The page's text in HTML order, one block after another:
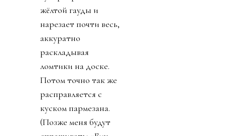
«Привет! Брэд». При
этом едва заметно
откидывает голову,
его знаменитые
золотистые волосы
качаются, и он
улыбкой, от которой
хочется спросить:
что он успел понять